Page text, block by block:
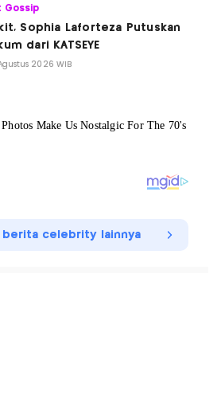
Gossip
Sophia Laforteza Putuskan
dari KATSEYE
2026 WIB
berita celebrity lainnya